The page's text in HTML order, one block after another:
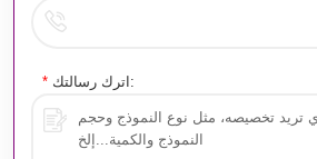
* اترك رسالتك: